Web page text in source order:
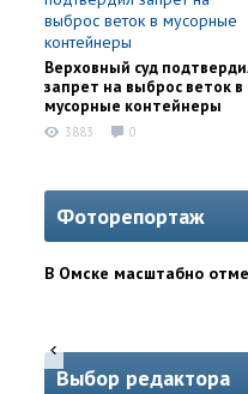
Верховный суд
запрет на выброс веток в
мусорные контейнеры
3883 0
Фоторепортаж
В Омске масштабно
Выбор редактора